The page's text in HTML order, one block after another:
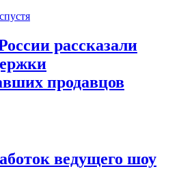
рассказали
продавцов
ведущего шоу